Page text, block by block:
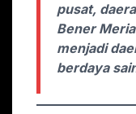
pusat,
Bener
menjadi
berdaya